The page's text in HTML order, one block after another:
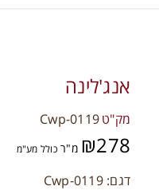
אנג'לינה
מק"טCwp-0119
₪278 מ"רכולל מע"מ
דגם: Cwp-0119